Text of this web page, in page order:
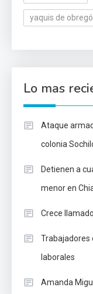
yaquis de
Lo mas
Ataque
colonia
Detienen a
menor en
Crece
Trabajadores
laborales
Amanda